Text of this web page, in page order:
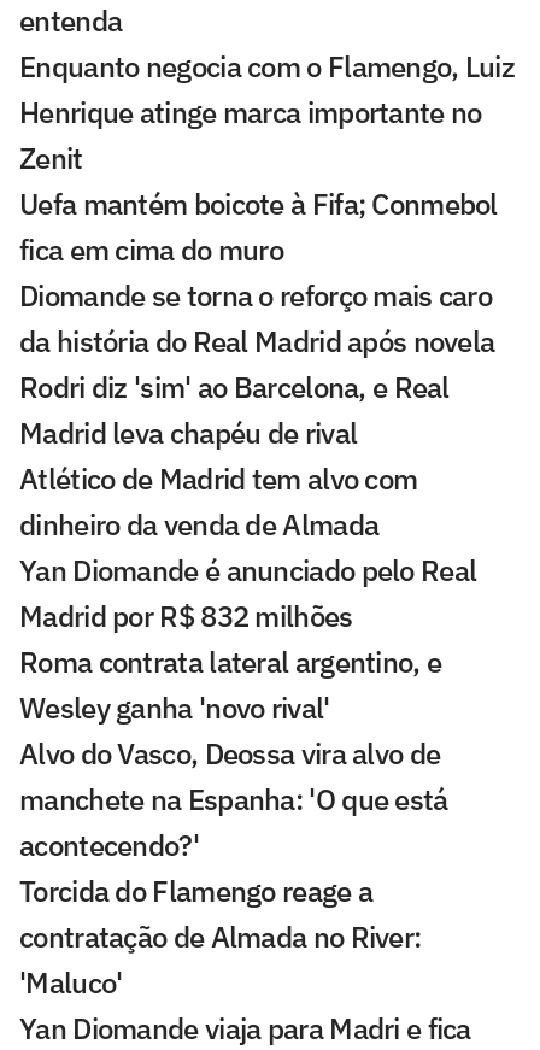
entenda
Enquanto negocia com o Flamengo, Luiz
Henrique atinge marca importante no
Zenit
Uefa mantém boicote à Fifa; Conmebol
fica em cima do muro
Diomande se torna o reforço mais caro
da história do Real Madrid após novela
Rodri diz 'sim' ao Barcelona, e Real
Madrid leva chapéu de rival
Atlético de Madrid tem alvo com
dinheiro da venda de Almada
Yan Diomande é anunciado pelo Real
Madrid por R$ 832 milhões
Roma contrata lateral argentino, e
Wesley ganha 'novo rival'
Alvo do Vasco, Deossa vira alvo de
manchete na Espanha: 'O que está
acontecendo?'
Torcida do Flamengo reage a
contratação de Almada no River:
'Maluco'
Yan Diomande viaja para Madri e fica